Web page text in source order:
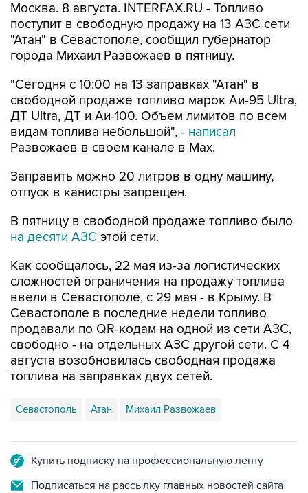
Москва. 8 августа. INTERFAX.RU - Топливо
поступит в свободную продажу на 13 АЗС сети
"Атан" в Севастополе, сообщил губернатор
города Михаил Развожаев в пятницу.
"Сегодня с 10:00 на 13 заправках "Атан" в
свободной продаже топливо марок Аи-95 Ultra,
ДТ Ultra, ДТ и Аи-100. Объем лимитов по всем
видам топлива небольшой", - написал
Развожаев в своем канале в Max.
Заправить можно 20 литров в одну машину,
отпуск в канистры запрещен.
В пятницу в свободной продаже топливо было
на десяти АЗС этой сети.
Как сообщалось, 22 мая из-за логистических
сложностей ограничения на продажу топлива
ввели в Севастополе, с 29 мая - в Крыму. В
Севастополе в последние недели топливо
продавали по QR-кодам на одной из сети АЗС,
свободно - на отдельных АЗС другой сети. С 4
августа возобновилась свободная продажа
топлива на заправках двух сетей.
Севастополь Атан Михаил Развожаев
Купить подписку на профессиональную ленту
Подписаться на рассылку главных новостей сайта